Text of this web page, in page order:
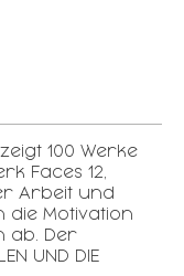
100 Werke
Faces 12,
Arbeit und
die Motivation
ab. Der
UND DIE